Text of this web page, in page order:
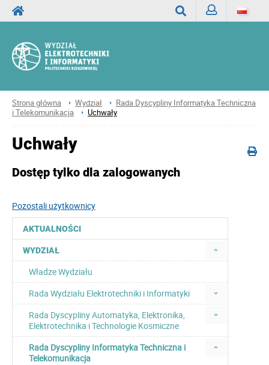
Strona główna Wydział
Rada Dyscypliny Informatyka Techniczna
i Telekomunikacja
Uchwały
AKTUALNOŚCI
WYDZIAŁ
Władze Wydziału
Rada Wydziału Elektrotechniki i Informatyki
Rada Dyscypliny Automatyka, Elektronika,
Elektrotechnika i Technologie Kosmiczne
Rada Dyscypliny Informatyka Techniczna i
Telekomunikacja
Uchwały
Dostęp tylko dla zalogowanych
Pozostali użytkownicy